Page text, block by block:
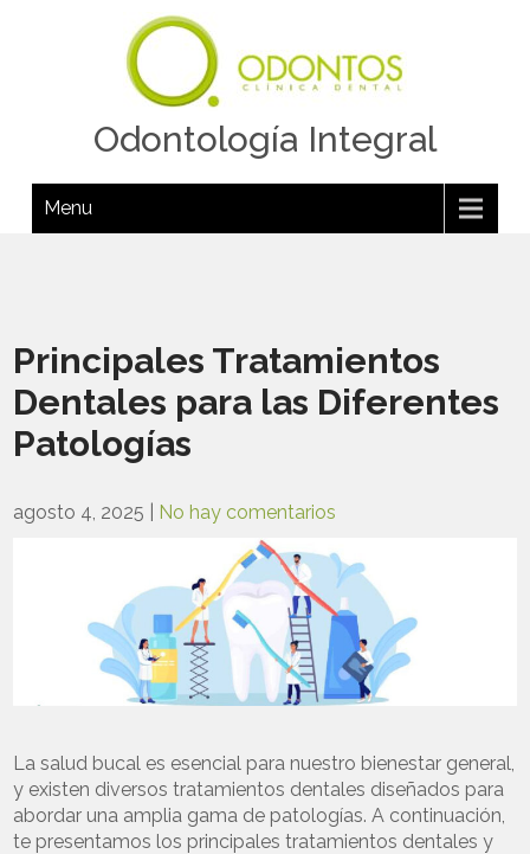
Odontología Integral
Menu
Principales Tratamientos
Dentales para las Diferentes
Patologías
agosto 4, 2025 No hay comentarios
La salud bucal es esencial para nuestro bienestar general,
y existen diversos tratamientos dentales diseñados para
abordar una amplia gama de patologías. A continuación,
te presentamos los principales tratamientos dentales y